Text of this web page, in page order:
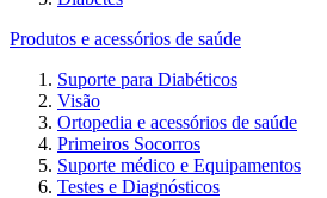
Produtos e acessórios de saúde
Suporte para Diabéticos
Visão
Ortopedia e acessórios de saúde
Primeiros Socorros
Suporte médico e Equipamentos
Testes e Diagnósticos